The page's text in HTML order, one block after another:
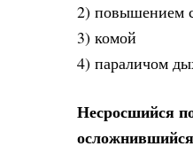
2) повышением
3) комой
4) параличом
Несросшийся